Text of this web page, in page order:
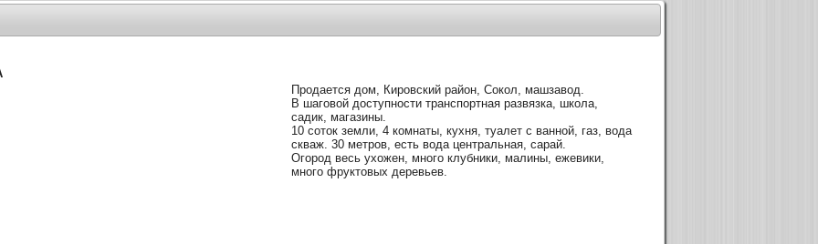
Продается дом, Кировский район, Сокол, машзавод.
В шаговой доступности транспортная развязка, школа,
садик, магазины.
10 соток земли, 4 комнаты, кухня, туалет с ванной, газ, вода
скваж. 30 метров, есть вода центральная, сарай.
Огород весь ухожен, много клубники, малины, ежевики,
много фруктовых деревьев.